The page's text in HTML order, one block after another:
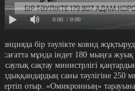
0:00 / 0:00
бір тәулікте ковид
сағатта мұнда індет 180 мыңға
сақтау министрлігі
саны тәулігіне 250
отыр. «Омикронның»